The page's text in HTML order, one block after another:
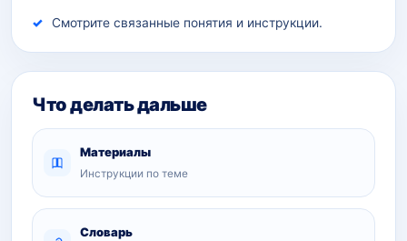
Смотрите связанные понятия и инструкции.
Что делать дальше
Материалы
Инструкции по теме
Словарь